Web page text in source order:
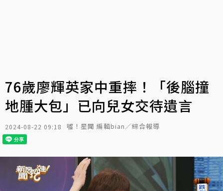
76歲廖輝英家中重摔！「後腦撞
地腫大包」已向兒女交待遺言
2024-08-22 09:18 噓！星聞 編輯bian／綜合報導